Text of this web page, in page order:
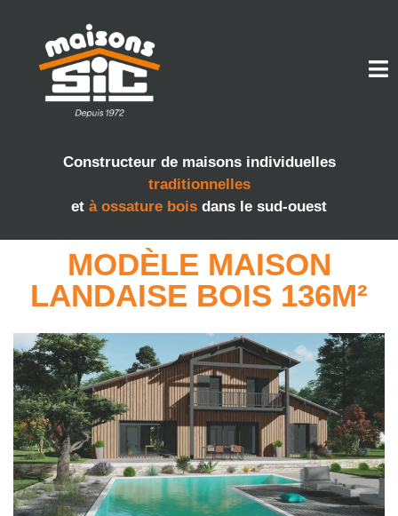
Constructeur de maisons individuelles
traditionnelles
et à ossature bois dans le sud-ouest
MODÈLE MAISON
LANDAISE BOIS 136M²